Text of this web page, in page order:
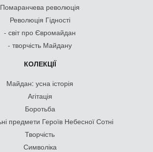
Помаранчева революція
Революція Гідності
- світ про Євромайдан
- творчість Майдану
КОЛЕКЦІЇ
Майдан: усна історія
Агітація
Боротьба
предмети Героїв Небесної Сотні
Творчість
Символіка